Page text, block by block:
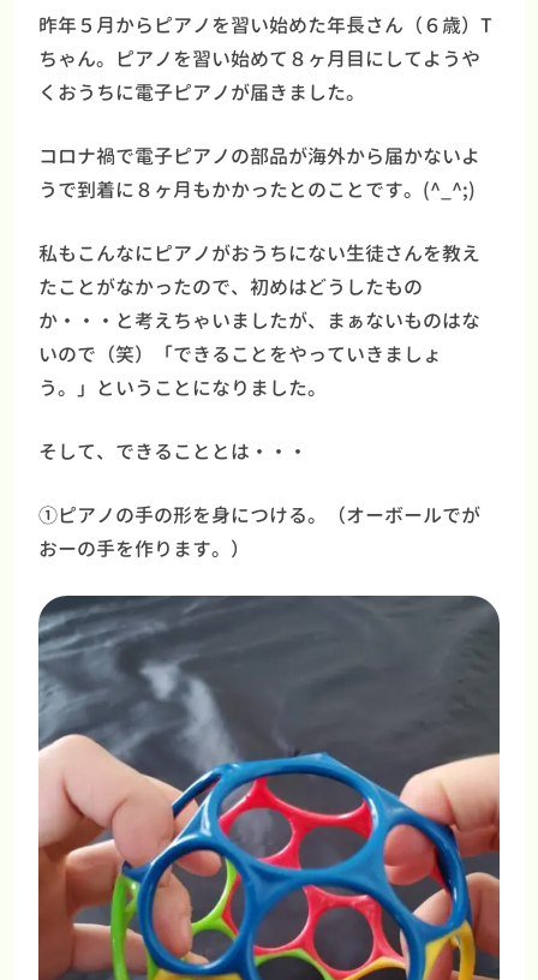
昨年５月からピアノを習い始めた年長さん（６歳）T
ちゃん。ピアノを習い始めて８ヶ月目にしてようや
くおうちに電子ピアノが届きました。
コロナ禍で電子ピアノの部品が海外から届かないよ
うで到着に８ヶ月もかかったとのことです。(^_^;)
私もこんなにピアノがおうちにない生徒さんを教え
たことがなかったので、初めはどうしたもの
か・・・と考えちゃいましたが、まぁないものはな
いので（笑）「できることをやっていきましょ
う。」ということになりました。
そして、できることとは・・・
①ピアノの手の形を身につける。（オーボールでが
おーの手を作ります。）